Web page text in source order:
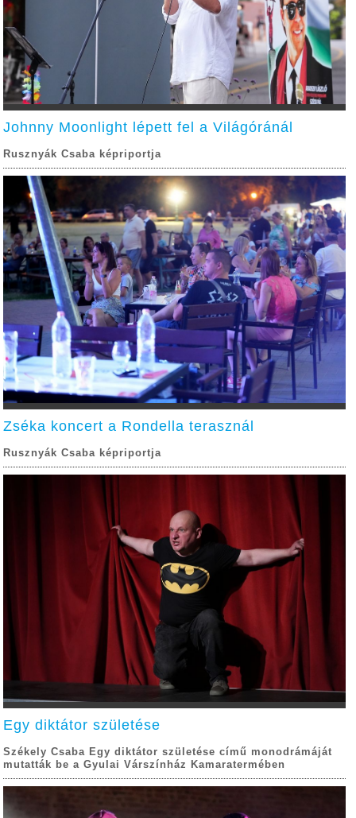
Johnny Moonlight lépett fel a Világóránál
Rusznyák Csaba képriportja
Zséka koncert a Rondella terasznál
Rusznyák Csaba képriportja
Egy diktátor születése
Székely Csaba Egy diktátor születése című monodrámáját
mutatták be a Gyulai Várszínház Kamaratermében